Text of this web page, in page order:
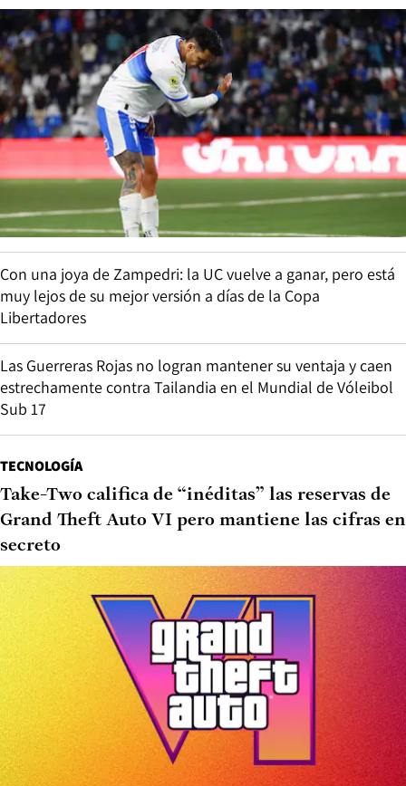
Con una joya de Zampedri: la UC vuelve a ganar, pero está
muy lejos de su mejor versión a días de la Copa
Libertadores
Las Guerreras Rojas no logran mantener su ventaja y caen
estrechamente contra Tailandia en el Mundial de Vóleibol
Sub 17
TECNOLOGÍA
Take-Two califica de “inéditas” las reservas de
Grand Theft Auto VI pero mantiene las cifras en
secreto